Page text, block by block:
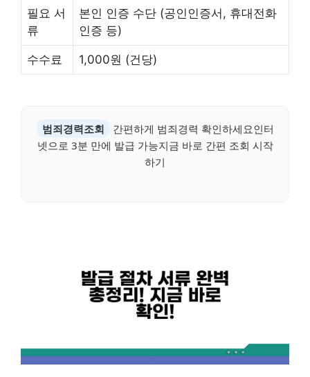
필요 서
류
본인 인증 수단 (공인인증서, 휴대전화
인증 등)
수수료 1,000원 (건당)
범죄경력조회
간편하게 범죄경력 확인하세요인터
넷으로 3분 만에 발급 가능지금 바로 간편 조회 시작
하기